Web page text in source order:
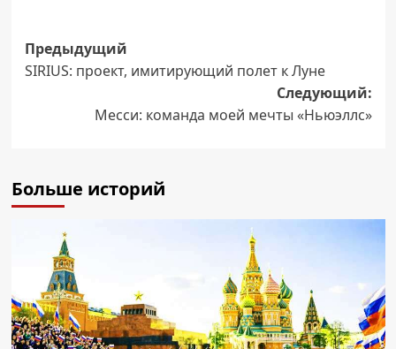
Навигация
записи
Предыдущий
SIRIUS: проект, имитирующий полет к Луне
Следующий:
Месси: команда моей мечты «Ньюэллс»
Больше историй